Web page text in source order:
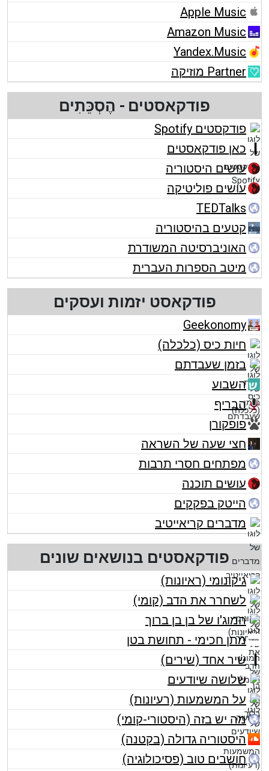
Apple Music
Amazon Music
Yandex.Music
Partner מוזיקה
פודקאסטים - הֶסְכֵּתִים
פודקסטים Spotify
כאן פודקאסטים
עושים היסטוריה
עושים פוליטיקה
TEDTalks
קטעים בהיסטוריה
האוניברסיטה המשודרת
מיטב הספרות העברית
פודקאסט יזמות ועסקים
Geekonomy
חיות כיס (כלכלה)
בזמן שעבדתם
השבוע
הבריף
פופקורן
חצי שעה של השראה
מפתחים חסרי תרבות
עושים תוכנה
הייטק בפקקים
מדברים קריאייטיב
פודקאסטים בנושאים שונים
גיקונומי (ראיונות)
לשחרר את הדב (קומי)
המוג'ו של בן בן ברוך
מתן חכימי - תחושת בטן
שיר אחד (שירים)
שלושה שיודעים
על המשמעות (רעיונות)
מה יש בזה (היסטורי-קומי)
היסטוריה גדולה (בקטנה)
חושבים טוב (פסיכולוגיה)